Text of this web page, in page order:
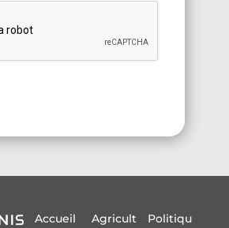
Accueil
Agricult
Politiqu